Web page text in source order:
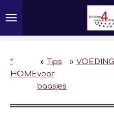
direct
naar
hoofdinhoud
*
HOME
» Tips
voor
baasjes
»